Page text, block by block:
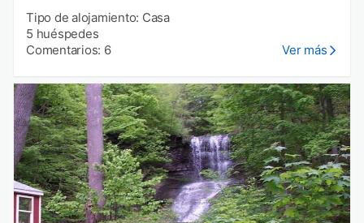
Tipo de alojamiento: Casa
5 huéspedes
Comentarios: 6
Ver más